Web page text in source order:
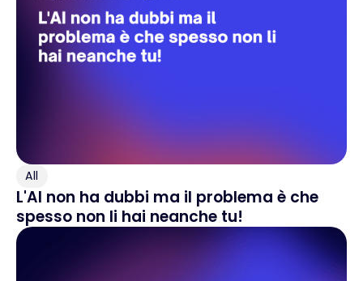
All
L'AI non ha dubbi ma il problema è che
spesso non li hai neanche tu!